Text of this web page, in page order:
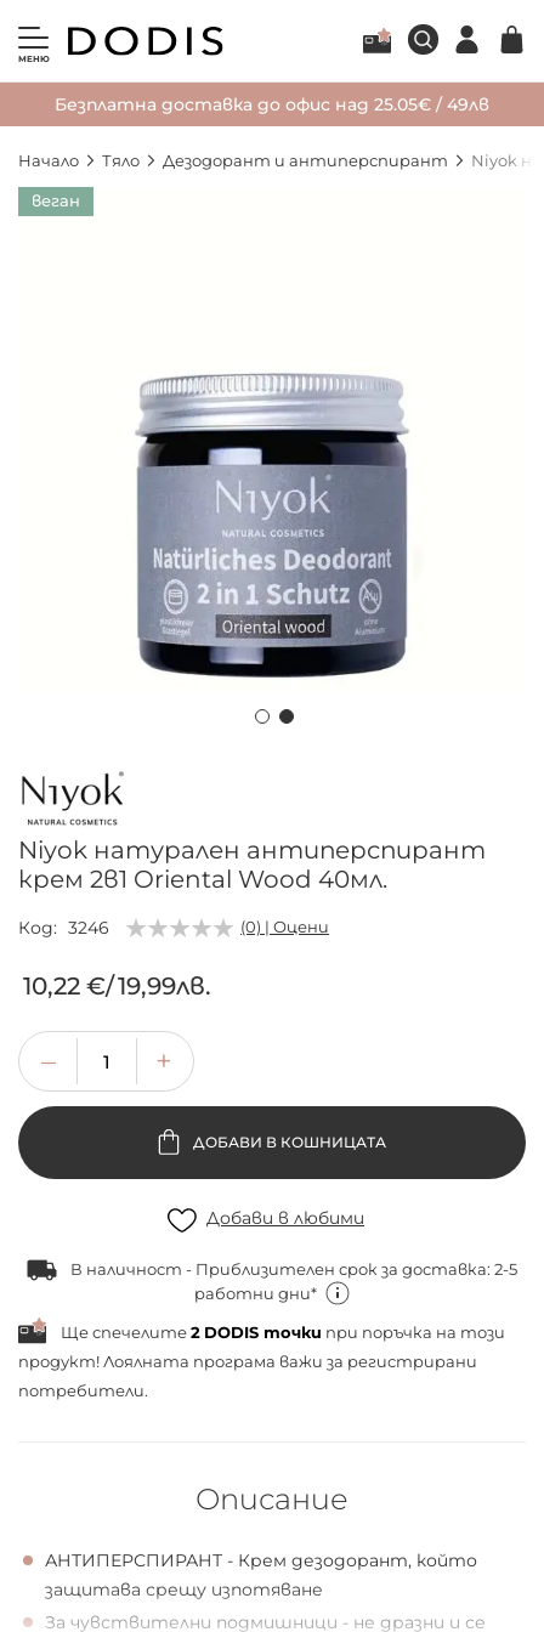
МЕНЮ
Безплатна доставка до офис над 25.05€ / 49лв
Начало Тяло Дезодорант и антиперспирант Niyok
веган
Преминете
изображенията
към
началото
на
галерия
със
снимки
Niyok натурален антиперспирант
крем 2в1 Oriental Wood 40мл.
Код 3246 (0) | Оцени
10,22 €/19,99лв.
ДОБАВИ В КОШНИЦАТА
Добави в любими
В наличност - Приблизителен срок за доставка: 2-5
работни дни*
Ще спечелите2 DODIS точки при поръчка на този
продукт! Лоялната програма важи за регистрирани
потребители.
Описание
АНТИПЕРСПИРАНТ - Крем дезодорант, който
защитава срещу изпотяване
За чувствителни подмишници - не дразни и се